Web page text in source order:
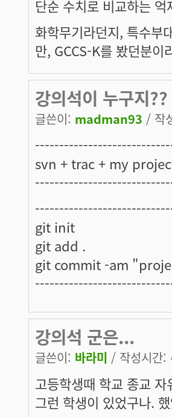
단순 수치로 비교하는
화학무기라던지, 특수부
만, GCCS-K를 봤던분
강의석이 누구지??
글쓴이: madman93 / 작
svn + trac + my
git init
git add .
git commit -am
강의석 군은...
글쓴이: 바라미 / 작성시간
고등학생때 학교 종교
그런 학생이 있었구나.